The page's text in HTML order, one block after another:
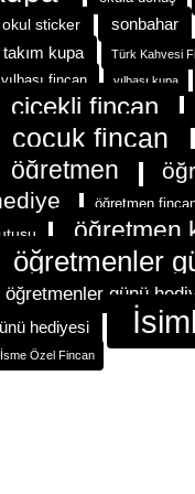
okul sticker sonbahar
takım kupa Türk Kahvesi
yılbaşı fincan yılbaşı kupa
çiçekli fincan
çocuk fincan
öğretmen
öğretmen
öğretmen
öğretmenler
öğretmenler günü
hediyesi
İsme Özel Fincan